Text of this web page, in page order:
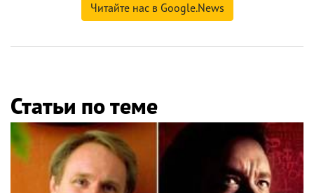
Читайте нас в Google.News
Статьи по теме